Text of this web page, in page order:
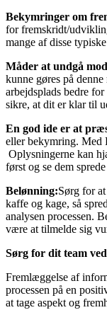
Bekymringer om
for fremskridt/
mange af disse
Måder at undgå
kunne gøres på
arbejdsplads bedre
sikre, at dit er klar til
En god ide er at
eller bekymring. Med
Oplysningerne kan
først og se dem
Belønning:Sørg for
kaffe og kage, så
analysen processen.
være at tilmelde sig
Sørg for dit team
Fremlæggelse af
processen på en
at tage aspekt og